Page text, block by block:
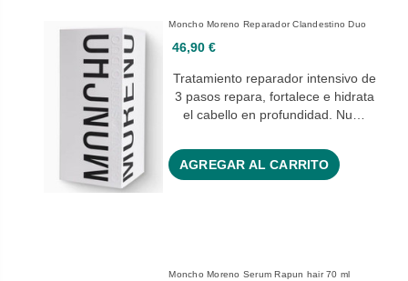
Moncho Moreno Reparador Clandestino Duo
46,90 €
Tratamiento reparador intensivo de
3 pasos repara, fortalece e hidrata
el cabello en profundidad. Nu…
AGREGAR AL CARRITO
Moncho Moreno Serum Rapun hair 70 ml